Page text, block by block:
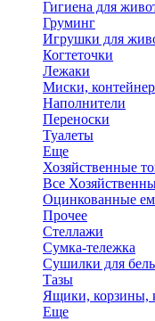
Гигиена для
Груминг
Игрушки для
Когтеточки
Лежаки
Миски,
Наполнители
Переноски
Туалеты
Еще
Хозяйственные
Все
Оцинкованные
Прочее
Стеллажи
Сумка-тележка
Сушилки для
Тазы
Ящики, корзины,
Еще